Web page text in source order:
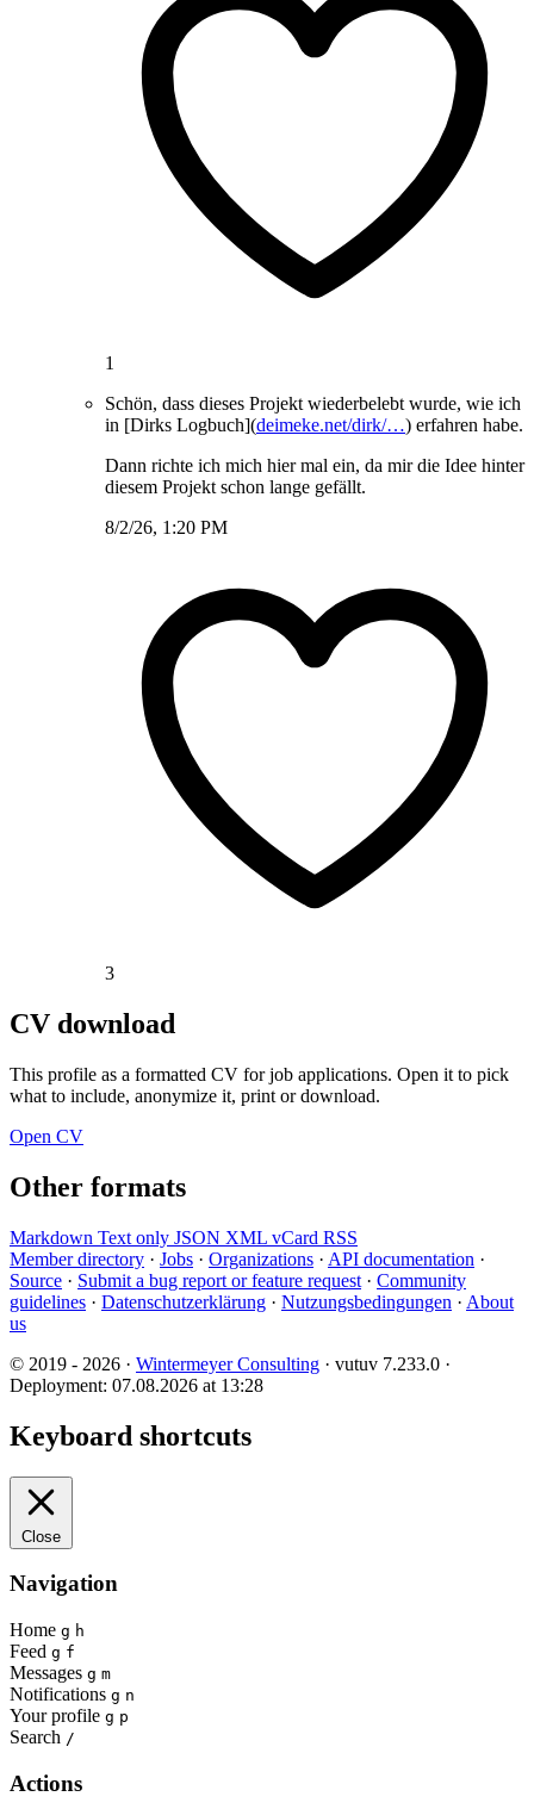
1
Schön, dass dieses Projekt wiederbelebt wurde, wie ich
in [Dirks Logbuch](deimeke.net/dirk/…) erfahren habe.
Dann richte ich mich hier mal ein, da mir die Idee hinter
diesem Projekt schon lange gefällt.
8/2/26, 1:20 PM
3
CV download
This profile as a formatted CV for job applications. Open it to pick
what to include, anonymize it, print or download.
Open CV
Other formats
Markdown Text only JSON XML vCard RSS
Member directory · Jobs · Organizations · API documentation ·
Source · Submit a bug report or feature request · Community
guidelines · Datenschutzerklärung · Nutzungsbedingungen · About
us
© 2019 - 2026 · Wintermeyer Consulting · vutuv 7.233.0 ·
Deployment: 07.08.2026 at 13:28
Keyboard shortcuts
Close
Navigation
Home g h
Feed g f
Messages g m
Notifications g n
Your profile g p
Search /
Actions